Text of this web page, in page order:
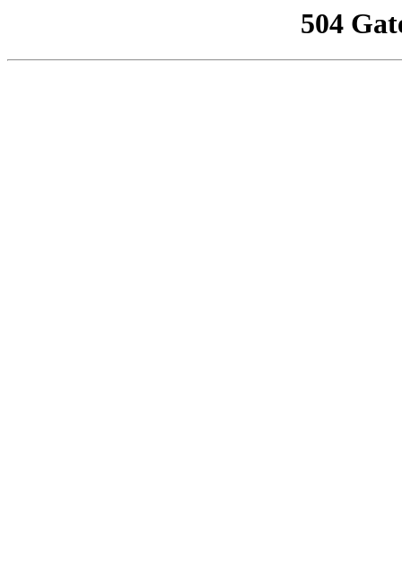
504